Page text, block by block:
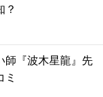
？
師『波木星龍』先